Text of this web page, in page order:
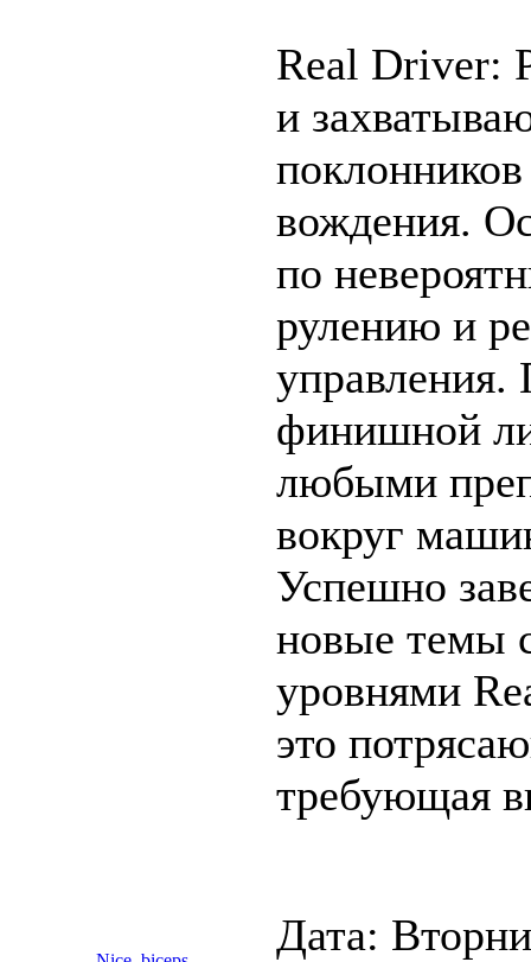
Real Driver:
и
вождения.
по
рулению и
управления.
финишной
любыми
вокруг
Успешно
новые темы
уровнями
это
требующая
Дата: